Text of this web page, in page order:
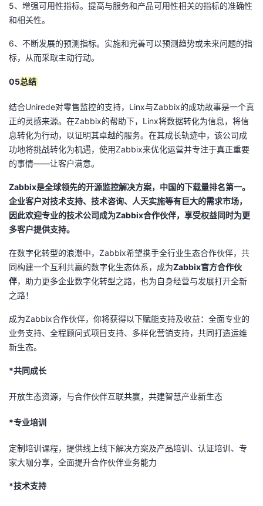
5、增强可用性指标。提高与服务和产品可用性相关的指标的准确性
和相关性。
6、不断发展的预测指标。实施和完善可以预测趋势或未来问题的指
标，从而采取主动行动。
05总结
结合Unirede对零售监控的支持，Linx与Zabbix的成功故事是一个真
正的灵感来源。在Zabbix的帮助下，Linx将数据转化为信息，将信
息转化为行动，以证明其卓越的服务。在其成长轨迹中，该公司成
功地将挑战转化为机遇，使用Zabbix来优化运营并专注于真正重要
的事情——让客户满意。
Zabbix是全球领先的开源监控解决方案，中国的下载量排名第一。
企业客户对技术支持、技术咨询、人天实施等有巨大的需求市场，
因此欢迎专业的技术公司成为Zabbix合作伙伴，享受权益同时为更
多客户提供支持。
在数字化转型的浪潮中，Zabbix希望携手全行业生态合作伙伴，共
同构建一个互利共赢的数字化生态体系，成为Zabbix官方合作伙
伴，助力更多企业数字化转型之路，也为自身经营与发展打开全新
之路！
成为Zabbix合作伙伴，你将获得以下赋能支持及收益： 全面专业的
业务支持、全程顾问式项目支持、多样化营销支持，共同打造运维
新生态。
*共同成长
开放生态资源，与合作伙伴互联共赢，共建智慧产业新生态
*专业培训
定制培训课程，提供线上线下解决方案及产品培训、认证培训、专
家大咖分享，全面提升合作伙伴业务能力
*技术支持